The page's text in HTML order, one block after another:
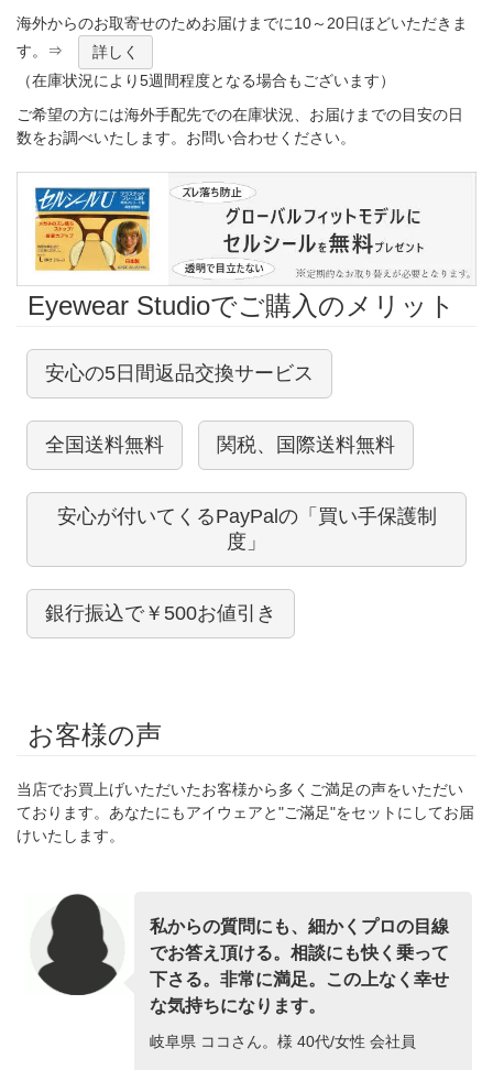
海外からのお取寄せのためお届けまでに10～20日ほどいただきま
す。⇒
詳しく
（在庫状況により5週間程度となる場合もございます）
ご希望の方には海外手配先での在庫状況、お届けまでの目安の日
数をお調べいたします。お問い合わせください。
Eyewear Studioでご購入のメリット
安心の5日間返品交換サービス
全国送料無料 関税、国際送料無料
安心が付いてくるPayPalの「買い手保護制
度」
銀行振込で￥500お値引き
お客様の声
当店でお買上げいただいたお客様から多くご満足の声をいただい
ております。あなたにもアイウェアと"ご滿足"をセットにしてお届
けいたします。
私からの質問にも、細かくプロの目線
でお答え頂ける。相談にも快く乗って
下さる。非常に満足。この上なく幸せ
な気持ちになります。
岐阜県 ココさん。様 40代/女性 会社員